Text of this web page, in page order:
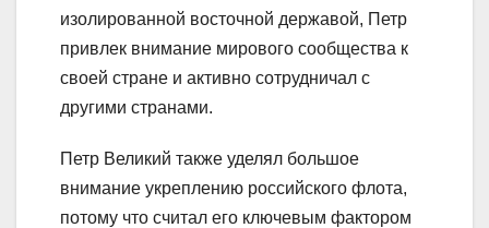
изолированной восточной державой, Петр
привлек внимание мирового сообщества к
своей стране и активно сотрудничал с
другими странами.
Петр Великий также уделял большое
внимание укреплению российского флота,
потому что считал его ключевым фактором